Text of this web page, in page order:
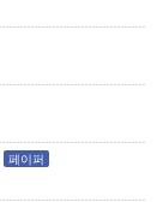
페이퍼